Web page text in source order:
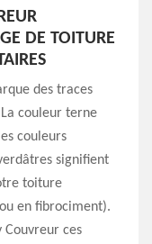
DE TOITURE
des traces
couleur terne
couleurs
signifient
toiture
en fibrociment).
Couvreur ces